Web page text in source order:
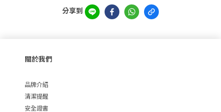
分享到
關於我們
品牌介紹
清潔提醒
安全證書